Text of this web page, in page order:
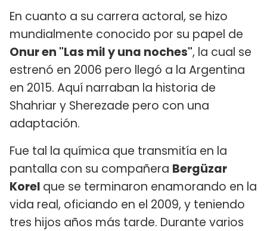
En cuanto a su carrera actoral, se hizo
mundialmente conocido por su papel de
Onur en "Las mil y una noches", la cual se
estrenó en 2006 pero llegó a la Argentina
en 2015. Aquí narraban la historia de
Shahriar y Sherezade pero con una
adaptación.
Fue tal la química que transmitía en la
pantalla con su compañera Bergüzar
Korel que se terminaron enamorando en la
vida real, oficiando en el 2009, y teniendo
tres hijos años más tarde. Durante varios